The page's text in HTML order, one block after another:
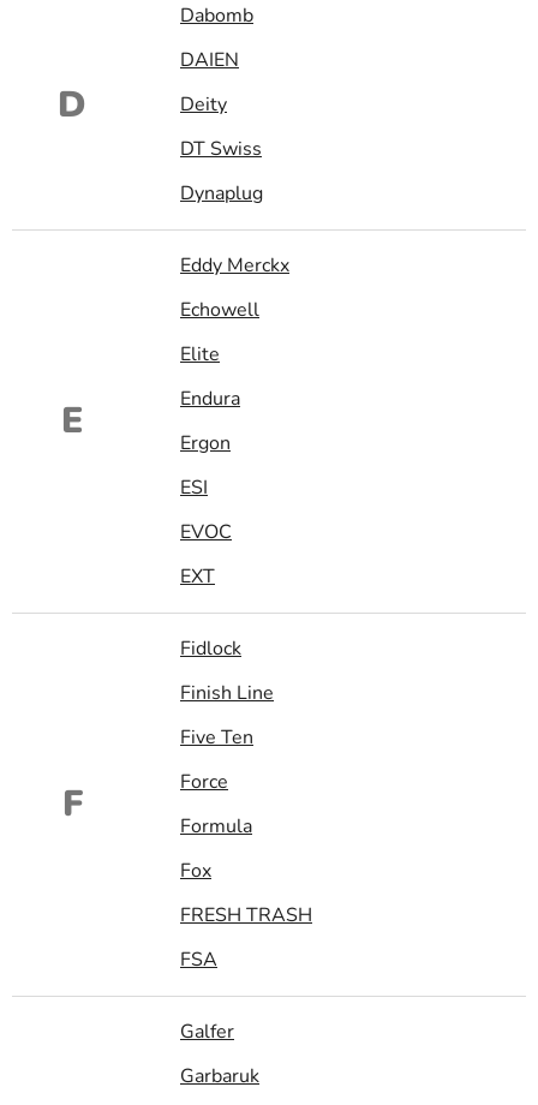
D
Dabomb
DAIEN
Deity
DT Swiss
Dynaplug
E
Eddy Merckx
Echowell
Elite
Endura
Ergon
ESI
EVOC
EXT
F
Fidlock
Finish Line
Five Ten
Force
Formula
Fox
FRESH TRASH
FSA
Galfer
Garbaruk